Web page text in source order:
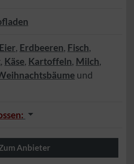
Eier Erdbeeren Fisch
Käse Kartoffeln Milch
und
:
Anbieter